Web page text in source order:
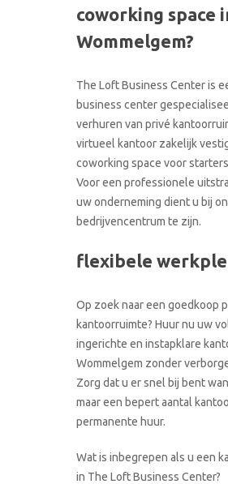
coworking space
Wommelgem?
The Loft Business Center is
business center
verhuren van privé
virtueel kantoor zakelijk
coworking space voor starters
Voor een professionele
uw onderneming dient u bij
bedrijvencentrum te zijn.
flexibele
Op zoek naar een goedkoop
kantoorruimte? Huur nu uw
ingerichte en instapklare
Wommelgem zonder
Zorg dat u er snel bij bent
maar een bepert aantal
permanente huur.
Wat is inbegrepen als u een
in The Loft Business Center?